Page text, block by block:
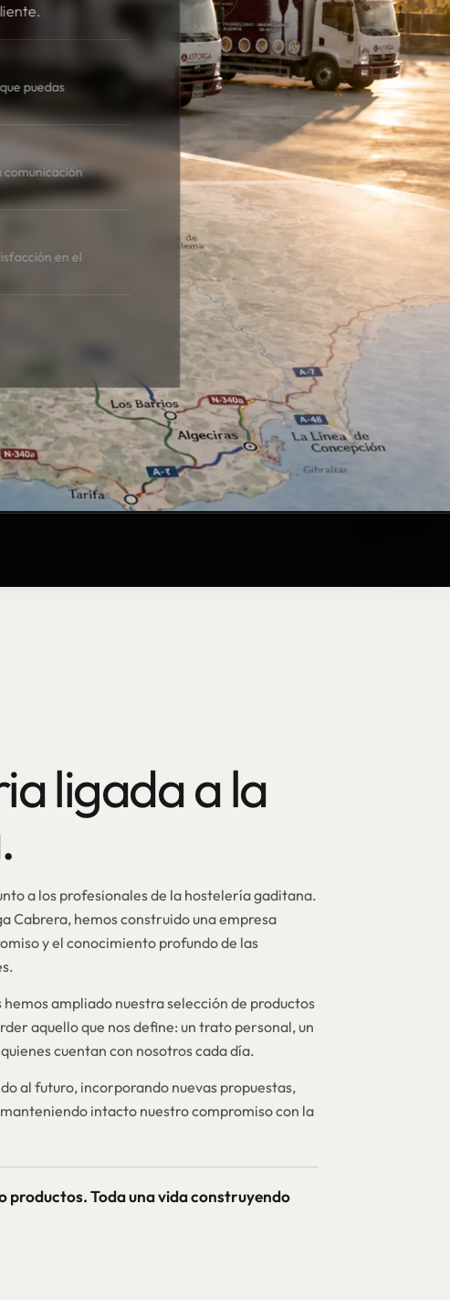
puedas
comunicación
en el
ligada a la
a los profesionales de la hostelería gaditana.
Cabrera, hemos construido una empresa
y el conocimiento profundo de las
ampliado nuestra selección de productos
aquello que nos define: un trato personal, un
cuentan con nosotros cada día.
al futuro, incorporando nuevas propuestas,
intacto nuestro compromiso con la
productos. Toda una vida construyendo